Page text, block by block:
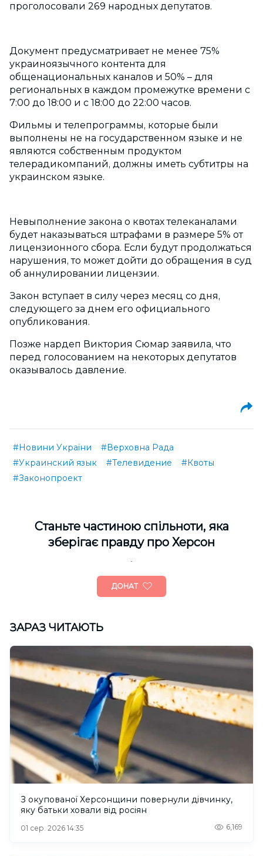
проголосовали 269 народных депутатов.
Документ предусматривает не менее 75%
украиноязычного контента для
общенациональных каналов и 50% – для
региональных в каждом промежутке времени с
7:00 до 18:00 и с 18:00 до 22:00 часов.
Фильмы и телепрограммы, которые были
выполнены не на государственном языке и не
являются собственным продуктом
телерадикомпаний, должны иметь субтитры на
украинском языке.
Невыполнение закона о квотах телеканалами
будет наказываться штрафами в размере 5% от
лицензионного сбора. Если будут продолжаться
нарушения, то может дойти до обращения в суд
об аннулировании лицензии.
Закон вступает в силу через месяц со дня,
следующего за днем его официального
опубликования.
Позже нардеп Виктория Сюмар заявила, что
перед голосованием на некоторых депутатов
оказывалось давление.
#Новини України
#Верховна Рада
#Украинский язык
#Телевидение
#Квоты
#Законопроект
Cтаньте частиною спільноти, яка
зберігає правду про Херсон
ДОНАТ
ЗАРАЗ ЧИТАЮТЬ
З окупованої Херсонщини повернули дівчинку,
яку батьки ховали від росіян
01 сер. 2026 14:35 6,169